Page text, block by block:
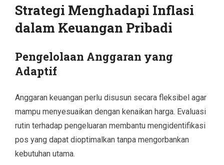
Strategi Menghadapi Inflasi
dalam Keuangan Pribadi
Pengelolaan Anggaran yang
Adaptif
Anggaran keuangan perlu disusun secara fleksibel agar
mampu menyesuaikan dengan kenaikan harga. Evaluasi
rutin terhadap pengeluaran membantu mengidentifikasi
pos yang dapat dioptimalkan tanpa mengorbankan
kebutuhan utama.